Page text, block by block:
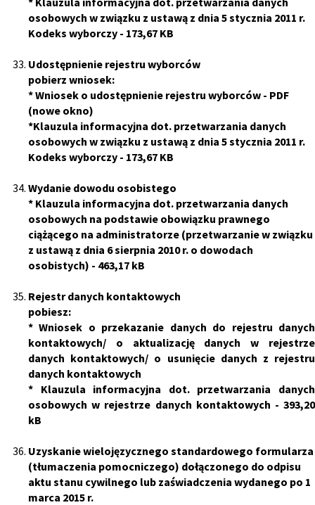
osobowych w związku z ustawą z dnia 5 stycznia 2011 r.
Kodeks wyborczy - 173,67 KB
Udostępnienie rejestru wyborców
pobierz wniosek:
*Wniosek o udostępnienie rejestru wyborców - PDF
(nowe okno)
*Klauzula informacyjna dot. przetwarzania danych
osobowych w związku z ustawą z dnia 5 stycznia 2011 r.
Kodeks wyborczy - 173,67 KB
Wydanie dowodu osobistego
* Klauzula informacyjna dot. przetwarzania danych
osobowych na podstawie obowiązku prawnego
ciążącego na administratorze (przetwarzanie w związku
z ustawą z dnia 6 sierpnia 2010 r. o dowodach
osobistych) - 463,17 kB
Rejestr danych kontaktowych
pobiesz:
*Wniosek o przekazanie danych do rejestru danych
kontaktowych/ o aktualizację danych w rejestrze
danych kontaktowych/ o usunięcie danych z rejestru
danych kontaktowych
* Klauzula informacyjna dot. przetwarzania danych
osobowych w rejestrze danych kontaktowych - 393,20
kB
Uzyskanie wielojęzycznego standardowego formularza
(tłumaczenia pomocniczego) dołączonego do odpisu
aktu stanu cywilnego lub zaświadczenia wydanego po 1
marca 2015 r.